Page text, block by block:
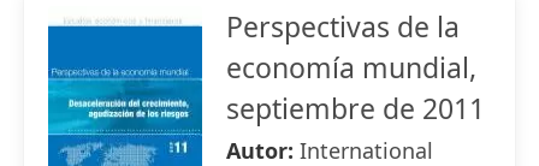
Perspectivas de la
economía mundial,
septiembre de 2011
Autor: International